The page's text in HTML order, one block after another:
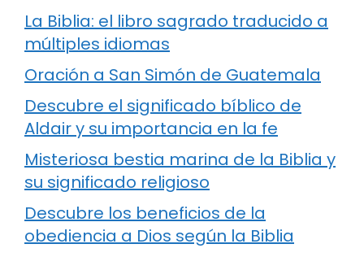
La Biblia: el libro sagrado traducido a
múltiples idiomas
Oración a San Simón de Guatemala
Descubre el significado bíblico de
Aldair y su importancia en la fe
Misteriosa bestia marina de la Biblia y
su significado religioso
Descubre los beneficios de la
obediencia a Dios según la Biblia